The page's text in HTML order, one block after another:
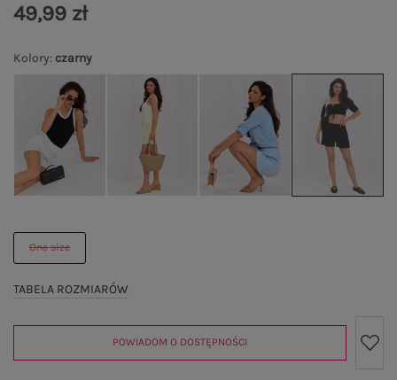
Kolory: czarny
One size
TABELA ROZMIARÓW
49,99 zł
POWIADOM O DOSTĘPNOŚCI